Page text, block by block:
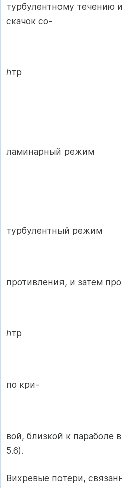
турбулентному течению
скачок со-
hтр
ламинарный режим
турбулентный режим
противления, и затем
hтр
по кри-
вой, близкой к параболе
5.6).
Вихревые потери,